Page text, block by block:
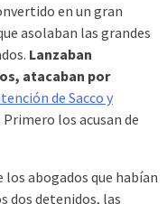
en un gran
asolaban las grandes
Lanzaban
atacaban por
de Sacco y
los acusan de
los abogados que habían
dos detenidos, las